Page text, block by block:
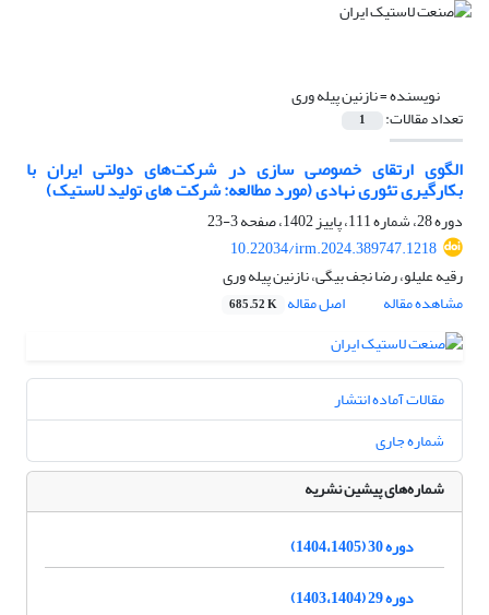
نویسنده =نازنین پیله وری
تعداد مقالات: 1
الگوی ارتقای خصوصی سازی در شرکت‌های دولتی ایران با
بکارگیری تئوری نهادی (مورد مطالعه: شرکت های تولید لاستیک)
دوره 28، شماره 111، پاییز 1402، صفحه
3-23
10.22034/irm.2024.389747.1218
رقیه علیلو، رضا نجف بیگی، نازنین پیله وری
مشاهده مقاله
اصل مقاله 685.52 K
مقالات آماده انتشار
شماره جاری
شماره‌های پیشین نشریه
دوره 30 (1404،1405)
دوره 29 (1403،1404)